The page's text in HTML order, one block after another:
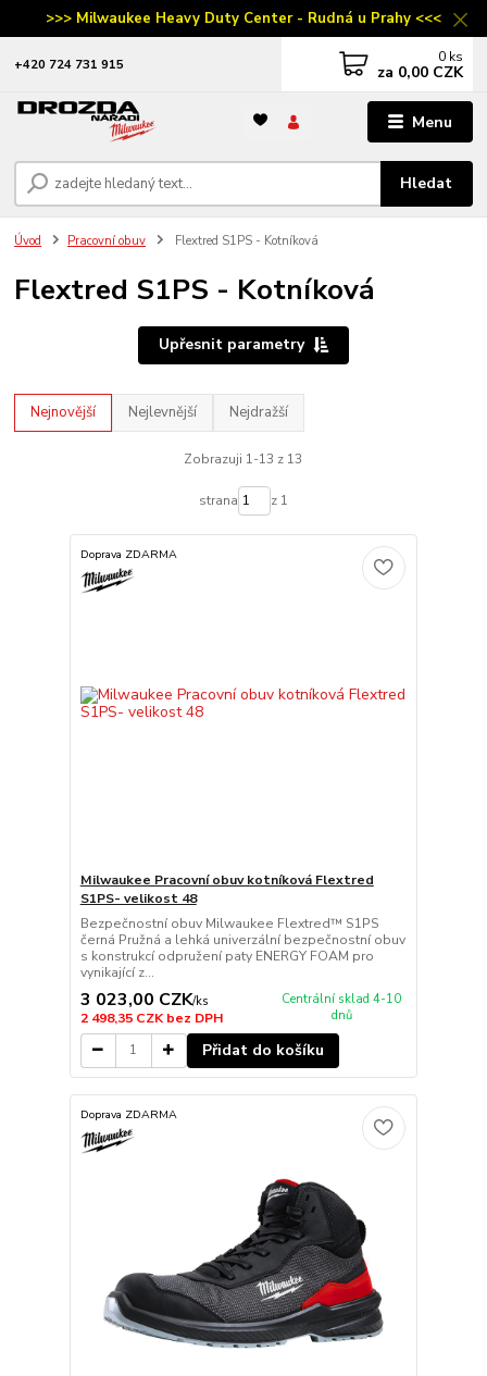
>>> Milwaukee Heavy Duty Center - Rudná u Prahy <<<
Menu
Hledat
‭+420 724 731 915 0 ks
za 0,00 CZK
Úvod Pracovní obuv Flextred S1PS - Kotníková
Flextred S1PS - Kotníková
Upřesnit parametry
Nejnovější Nejlevnější Nejdražší
Zobrazuji 1-13 z 13
strana z 1
Doprava ZDARMA
Milwaukee Pracovní obuv kotníková Flextred
S1PS- velikost 48
Bezpečnostní obuv Milwaukee Flextred™ S1PS
černá Pružná a lehká univerzální bezpečnostní obuv
s konstrukcí odpružení paty ENERGY FOAM pro
vynikající z...
3 023,00 CZK/ks
2 498,35 CZKbez DPH
Centrální sklad 4-10
dnů
Přidat do košíku
Doprava ZDARMA